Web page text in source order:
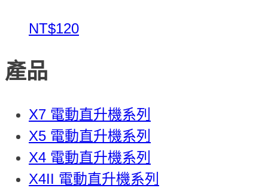
NT$120
產品
X7 電動直升機系列
X5 電動直升機系列
X4 電動直升機系列
X4II 電動直升機系列